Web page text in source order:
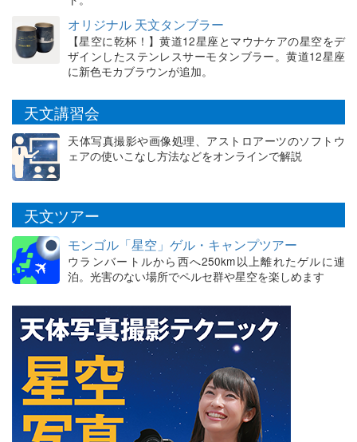
オリジナル 天文タンブラー
【星空に乾杯！】黄道12星座とマウナケアの星空をデ
ザインしたステンレスサーモタンブラー。黄道12星座
に新色モカブラウンが追加。
天文講習会
天体写真撮影や画像処理、アストロアーツのソフトウ
ェアの使いこなし方法などをオンラインで解説
天文ツアー
モンゴル「星空」ゲル・キャンプツアー
ウランバートルから西へ250km以上離れたゲルに連
泊。光害のない場所でペルセ群や星空を楽しめます